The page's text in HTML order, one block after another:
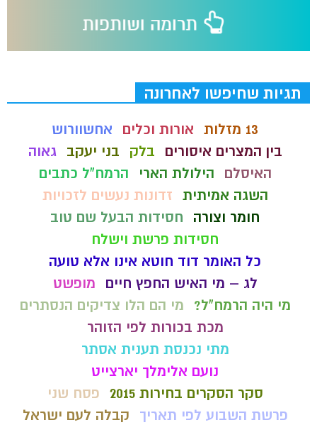
תגיות שחיפשו לאחרונה
13 מזלות אורות וכלים
אחשוורוש
בין המצרים איסורים
בלק בני יעקב
גאוה
האיסלם
הילולת הארי
הרמח"ל כתבים
השגה אמיתית זדונות נעשים לזכויות
חומר וצורה
חסידות הבעל שם טוב
חסידות פרשת וישלח
כל האומר דוד חוטא אינו אלא טועה
לג – מי האיש החפץ חיים
מופשט
מי היה הרמח"ל?
מי הם הלו צדיקים הנסתרים
מכת בכורות לפי הזוהר
מתי נכנסת תענית אסתר
נועם אלימלך יארצייט
סקר הסקרים בחירות 2015
פסח שני
פרשת השבוע לפי תאריך
קבלה לעם ישראל